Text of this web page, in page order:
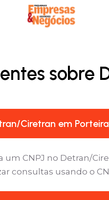
sobre
Ciretran em
CNPJ no Detran/
consultas usando o